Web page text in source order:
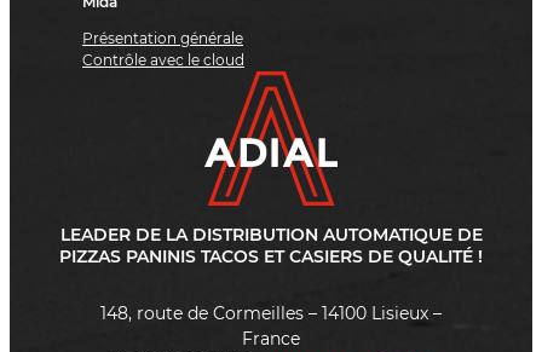
Présentation générale
Contrôle avec le cloud
LEADER DE LA DISTRIBUTION AUTOMATIQUE DE
PIZZAS PANINIS TACOS ET CASIERS DE QUALITÉ !
148, route de Cormeilles – 14100 Lisieux –
France